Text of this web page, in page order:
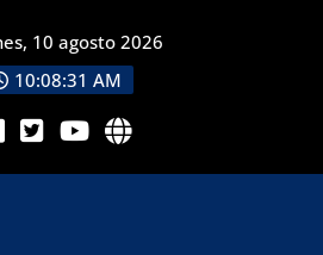
10 agosto 2026
10:08:32 AM